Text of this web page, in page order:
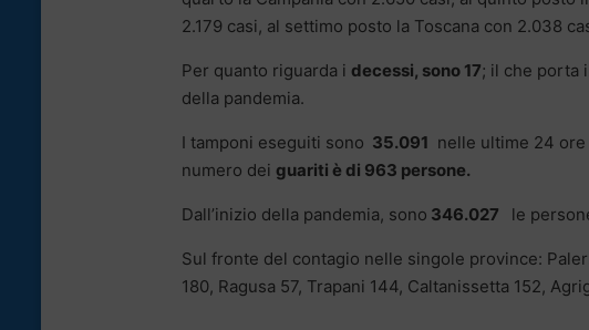
2.179 casi, al settimo posto la Toscana con 2.038
Per quanto riguarda i decessi, sono 17; il che porta
della pandemia.
I tamponi eseguiti sono 35.091 nelle ultime 24 ore
numero dei guariti è di 963 persone.
Dall’inizio della pandemia, sono 346.027 le
Sul fronte del contagio nelle singole province:
180, Ragusa 57, Trapani 144, Caltanissetta 152,